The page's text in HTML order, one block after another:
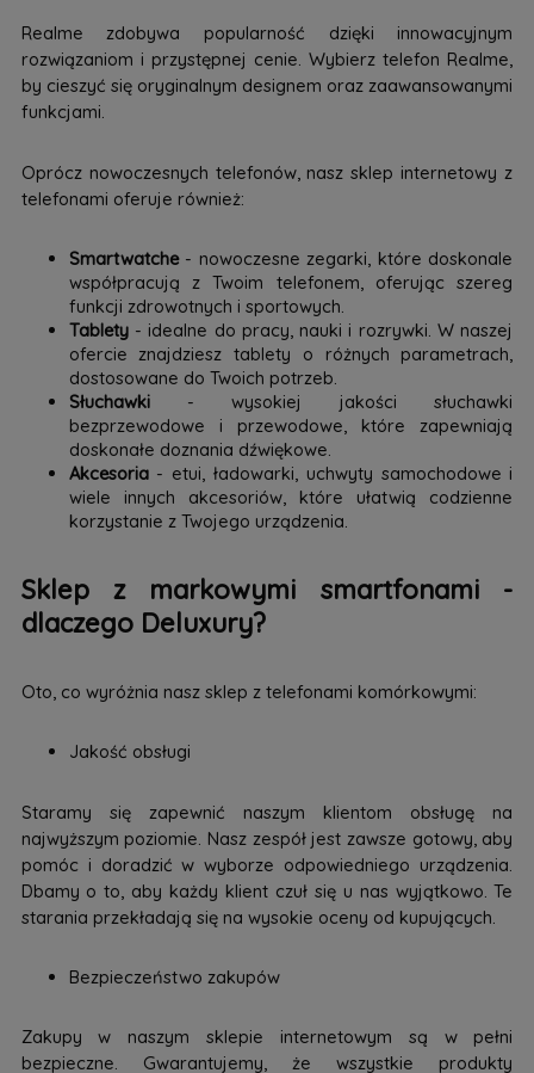
Realme zdobywa popularność dzięki innowacyjnym
rozwiązaniom i przystępnej cenie. Wybierz telefon Realme,
by cieszyć się oryginalnym designem oraz zaawansowanymi
funkcjami.
Oprócz nowoczesnych telefonów, nasz sklep internetowy z
telefonami oferuje również:
Smartwatche- nowoczesne zegarki, które doskonale
współpracują z Twoim telefonem, oferując szereg
funkcji zdrowotnych i sportowych.
Tablety- idealne do pracy, nauki i rozrywki. W naszej
ofercie znajdziesz tablety o różnych parametrach,
dostosowane do Twoich potrzeb.
Słuchawki- wysokiej jakości słuchawki
bezprzewodowe i przewodowe, które zapewniają
doskonałe doznania dźwiękowe.
Akcesoria- etui, ładowarki, uchwyty samochodowe i
wiele innych akcesoriów, które ułatwią codzienne
korzystanie z Twojego urządzenia.
Sklep z markowymi smartfonami -
dlaczego Deluxury?
Oto, co wyróżnia nasz sklep z telefonami komórkowymi:
Jakość obsługi
Staramy się zapewnić naszym klientom obsługę na
najwyższym poziomie. Nasz zespół jest zawsze gotowy, aby
pomóc i doradzić w wyborze odpowiedniego urządzenia.
Dbamy o to, aby każdy klient czuł się u nas wyjątkowo. Te
starania przekładają się na wysokie oceny od kupujących.
Bezpieczeństwo zakupów
Zakupy w naszym sklepie internetowym są w pełni
bezpieczne. Gwarantujemy, że wszystkie produkty